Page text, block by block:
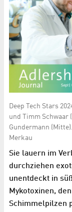
Deep Tech Stars
und Timm
Gundermann
Merkau
Sie lauern im
durchziehen
unentdeckt in
Mykotoxinen,
Schimmelpilzen